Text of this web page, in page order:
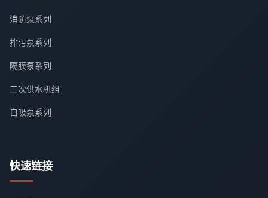
消防泵系列
排污泵系列
隔膜泵系列
二次供水机组
自吸泵系列
快速链接